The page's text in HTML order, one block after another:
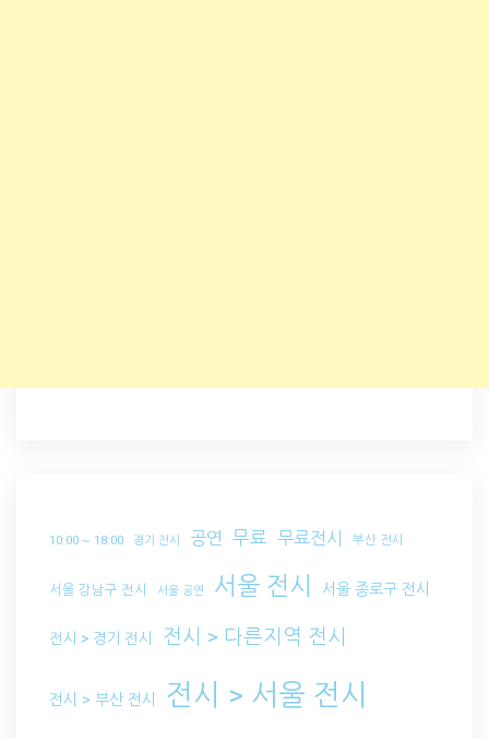
10:00 ~ 18:00 경기 전시 공연 무료 무료전시 부산 전시
서울 강남구 전시 서울 공연 서울 전시 서울 종로구 전시
전시 > 경기 전시 전시 > 다른지역 전시
전시 > 부산 전시 전시 > 서울 전시